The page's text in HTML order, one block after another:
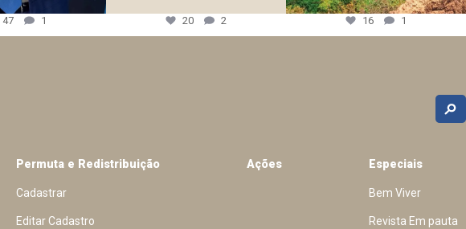
47 1 20 2 16 1
Permuta e Redistribuição
Cadastrar
Editar Cadastro
Ações Especiais
Bem Viver
Revista Em pauta